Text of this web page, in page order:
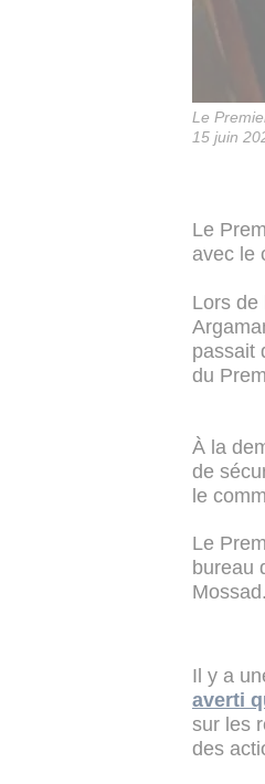
Le
15 juin
Le
avec le
Lors de
passait
du
À la
de
le
Le
bureau
Mossad.
Il y a
averti
sur les
des